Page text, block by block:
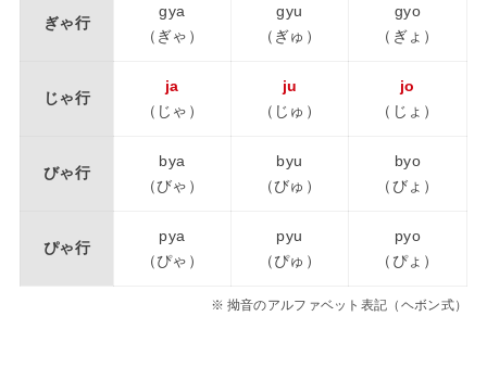
ぎゃ行
gya
（ぎゃ）
gyu
（ぎゅ）
gyo
（ぎょ）
じゃ行
ja
（じゃ）
ju
（じゅ）
jo
（じょ）
びゃ行
bya
（びゃ）
byu
（びゅ）
byo
（びょ）
ぴゃ行
pya
（ぴゃ）
pyu
（ぴゅ）
pyo
（ぴょ）
拗音のアルファベット表記（ヘボン式）